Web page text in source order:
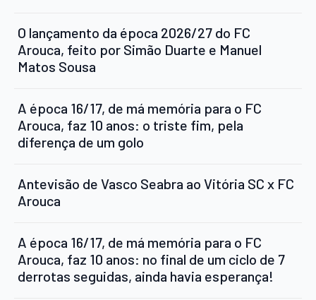
O lançamento da época 2026/27 do FC
Arouca, feito por Simão Duarte e Manuel
Matos Sousa
A época 16/17, de má memória para o FC
Arouca, faz 10 anos: o triste fim, pela
diferença de um golo
Antevisão de Vasco Seabra ao Vitória SC x FC
Arouca
A época 16/17, de má memória para o FC
Arouca, faz 10 anos: no final de um ciclo de 7
derrotas seguidas, ainda havia esperança!